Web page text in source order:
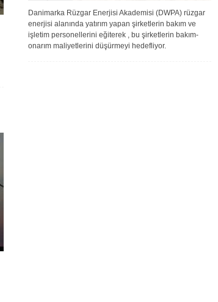
Danimarka Rüzgar Enerjisi Akademisi (DWPA) rüzgar
enerjisi alanında yatırım yapan şirketlerin bakım ve
işletim personellerini eğiterek , bu şirketlerin bakım-
onarım maliyetlerini düşürmeyi hedefliyor.